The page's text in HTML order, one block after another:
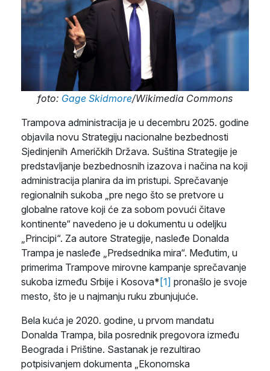
foto: Gage Skidmore/Wikimedia Commons
Trampova administracija je u decembru 2025. godine
objavila novu Strategiju nacionalne bezbednosti
Sjedinjenih Američkih Država. Suština Strategije je
predstavljanje bezbednosnih izazova i načina na koji
administracija planira da im pristupi. Sprečavanje
regionalnih sukoba „pre nego što se pretvore u
globalne ratove koji će za sobom povući čitave
kontinente“ navedeno je u dokumentu u odeljku
„Principi“. Za autore Strategije, nasleđe Donalda
Trampa je nasleđe „Predsednika mira“. Međutim, u
primerima Trampove mirovne kampanje sprečavanje
sukoba između Srbije i Kosova* [1] pronašlo je svoje
mesto, što je u najmanju ruku zbunjujuće.
Bela kuća je 2020. godine, u prvom mandatu
Donalda Trampa, bila posrednik pregovora između
Beograda i Prištine. Sastanak je rezultirao
potpisivanjem dokumenta „Ekonomska